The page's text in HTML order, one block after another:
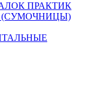
ПРАКТИК